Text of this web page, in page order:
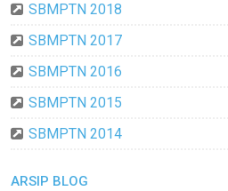
SBMPTN 2018
SBMPTN 2017
SBMPTN 2016
SBMPTN 2015
SBMPTN 2014
ARSIP BLOG